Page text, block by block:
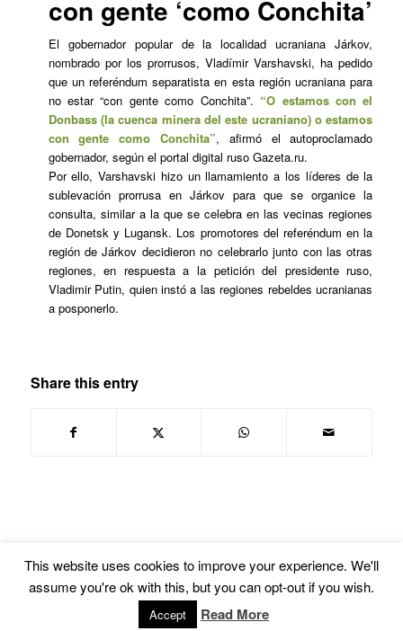
con gente ‘como Conchita’
El gobernador popular de la localidad ucraniana Járkov,
nombrado por los prorrusos, Vladímir Varshavski, ha pedido
que un referéndum separatista en esta región ucraniana para
no estar “con gente como Conchita”. “O estamos con el
Donbass (la cuenca minera del este ucraniano) o estamos
con gente como Conchita”, afirmó el autoproclamado
gobernador, según el portal digital ruso Gazeta.ru.
Por ello, Varshavski hizo un llamamiento a los líderes de la
sublevación prorrusa en Járkov para que se organice la
consulta, similar a la que se celebra en las vecinas regiones
de Donetsk y Lugansk. Los promotores del referéndum en la
región de Járkov decidieron no celebrarlo junto con las otras
regiones, en respuesta a la petición del presidente ruso,
Vladimir Putin, quien instó a las regiones rebeldes ucranianas
a posponerlo.
Share this entry
© Copyright -Euskal Herriko Gay-Les Askapen Mugimendua- powered by
This website uses cookies to improve your experience. We'll
assume you're ok with this, but you can opt-out if you wish.
Accept Read More